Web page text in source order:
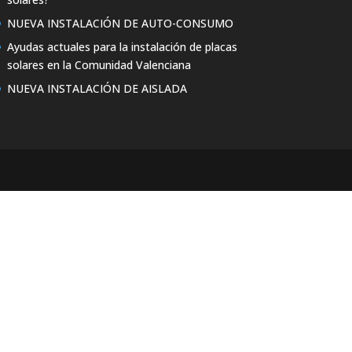
NUEVA INSTALACIÓN DE AUTO-CONSUMO
Ayudas actuales para la instalación de placas
solares en la Comunidad Valenciana
NUEVA INSTALACIÓN DE AISLADA